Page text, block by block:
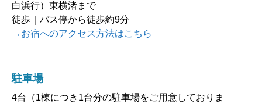
白浜行）東横渚まで
徒歩｜バス停から徒歩約9分
→お宿へのアクセス方法はこちら
駐車場
4台（1棟につき1台分の駐車場をご用意しておりま